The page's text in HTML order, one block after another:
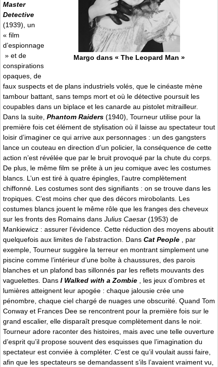
Margo dans « The Leopard Man »
Master
Detective
(1939), un
« film
d’espionnage
» et de
conspirations
opaques, de
faux suspects et de plans industriels volés, que le cinéaste mène
tambour battant, sans temps mort et où le détective poursuit les
coupables dans un biplace et les canarde au pistolet mitrailleur.
Dans la suite, Phantom Raiders (1940), Tourneur utilise pour la
première fois cet élément de stylisation où il laisse au spectateur tout
loisir d’imaginer ce qui arrive aux personnages : un des gangsters
lance un couteau en direction d’un policier, la conséquence de cette
action n’est révélée que par le bruit provoqué par la chute du corps.
De plus, le même film se prête à un jeu comique avec les costumes
blancs. L’un est tiré à quatre épingles, l’autre complètement
chiffonné. Les costumes sont des signifiants : on se trouve dans les
tropiques. C’est moins cher que des décors mirobolants. Les
costumes blancs jouent le même rôle que les franges des cheveux
sur les fronts des Romains dans Julius Caesar (1953) de
Mankiewicz : assurer l’évidence. Cette réduction des moyens aboutit
quelquefois aux limites de l’abstraction. Dans Cat People
, par
exemple, Tourneur suggère la terreur en montrant simplement une
piscine comme l’intérieur d’une boîte à chaussures, des parois
blanches et un plafond bas sillonnés par les reflets mouvants des
vaguelettes. Dans I Walked with a Zombie
, les jeux d’ombres et
lumières atteignent leur apogée : chaque jalousie crée une
pénombre, chaque ciel chargé de nuages une obscurité. Quand Tom
Conway et Frances Dee se rencontrent pour la première fois sur le
grand escalier, elle disparaît presque complètement dans le noir.
Tourneur adore raconter des histoires, mais avec une telle ouverture
d’esprit qu’il propose souvent des esquisses que l’imagination du
spectateur est conviée à compléter. C’est ce qu’il voulait aussi faire,
afin que les spectateurs se demandassent s’ils l’avaient vraiment vu,